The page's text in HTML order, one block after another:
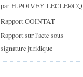
par H.POIVEY LECLERCQ
Rapport COINTAT
Rapport sur l'acte sous
signature juridique